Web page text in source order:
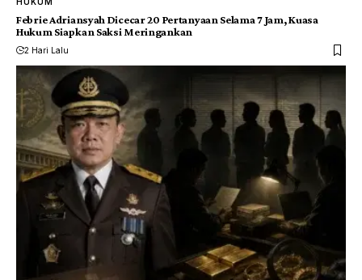
Febrie Adriansyah Dicecar 20 Pertanyaan Selama 7 Jam, Kuasa
Hukum Siapkan Saksi Meringankan
2 Hari Lalu